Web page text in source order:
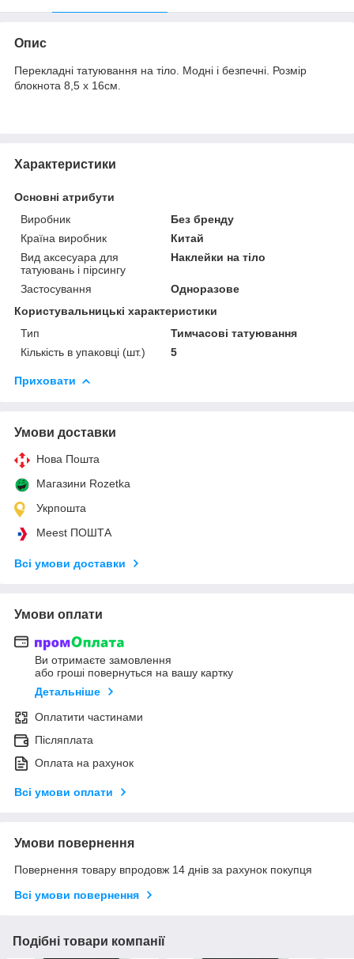
Опис
Перекладні татуювання на тіло. Модні і безпечні. Розмір
блокнота 8,5 х 16см.
Характеристики
Основні атрибути
Виробник
Без бренду
Країна виробник
Китай
Вид аксесуара для
татуювань і пірсингу
Наклейки на тіло
Застосування
Одноразове
Користувальницькі характеристики
Тип
Тимчасові татуювання
Кількість в упаковці (шт.)
5
Приховати
Умови доставки
Нова Пошта
Магазини Rozetka
Укрпошта
Meest ПОШТА
Всі умови доставки
Умови оплати
Ви отримаєте замовлення
або гроші повернуться на вашу картку
Детальніше
Оплатити частинами
Післяплата
Оплата на рахунок
Всі умови оплати
Умови повернення
Повернення товару впродовж 14 днів за рахунок покупця
Всі умови повернення
Подібні товари компанії